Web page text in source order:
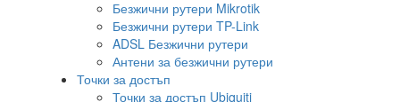
Безжични рутери Mikrotik
Безжични рутери TP-Link
ADSL Безжични рутери
Антени за безжични рутери
Точки за достъп
Точки за достъп Ubiquiti